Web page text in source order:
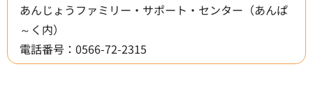
あんじょうファミリー・サポート・センター（あんぱ
～く内）
電話番号：0566-72-2315